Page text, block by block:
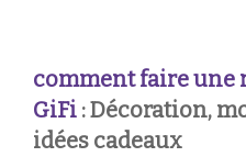
comment faire une
GiFi : Décoration,
idées cadeaux